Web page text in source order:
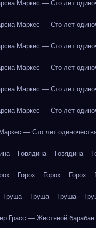
Маркес — Сто лет
Маркес — Сто лет
Маркес — Сто лет
Маркес — Сто лет
Маркес — Сто лет
Маркес — Сто лет
— Сто лет
Говядина Говядина
Горох Горох Горох
Груша Груша Груша
Грасс — Жестяной барабан